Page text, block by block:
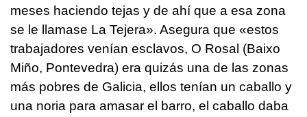
meses haciendo tejas y de ahí que a esa zona
se le llamase La Tejera». Asegura que «estos
trabajadores venían esclavos, O Rosal (Baixo
Miño, Pontevedra) era quizás una de las zonas
más pobres de Galicia, ellos tenían un caballo y
una noria para amasar el barro, el caballo daba